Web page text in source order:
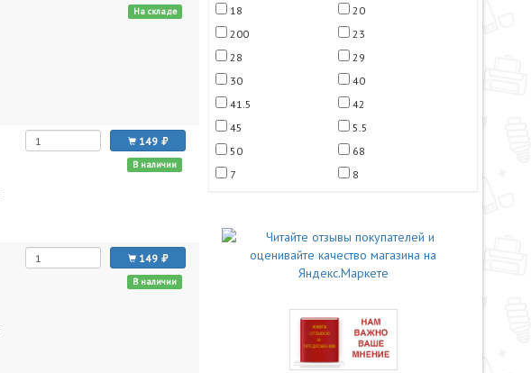
18
20
200
23
28
29
30
40
41.5
42
45
5.5
50
68
7
8
На складе
149
В наличии
149
В наличии